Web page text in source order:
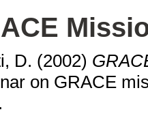
D. (2002)
on GRACE